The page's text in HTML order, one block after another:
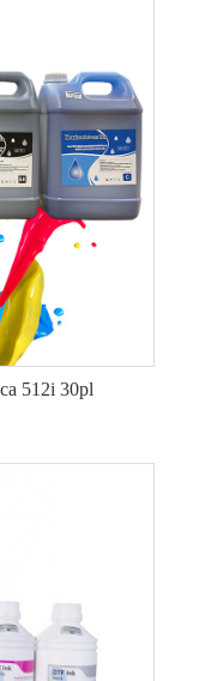
512i 30pl